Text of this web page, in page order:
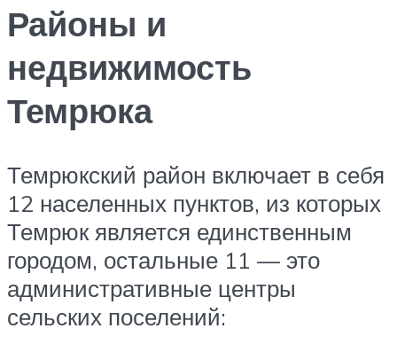
Районы и
недвижимость
Темрюка
Темрюкский район включает в себя
12 населенных пунктов, из которых
Темрюк является единственным
городом, остальные 11 — это
административные центры
сельских поселений: